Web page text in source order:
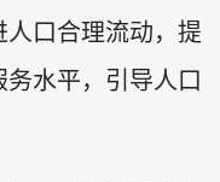
口合理流动，提
水平，引导人口